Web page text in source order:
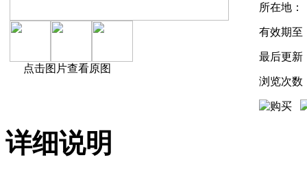
点击图片查看原图
所在地：
有效期至
最后更新
浏览次数
详细说明